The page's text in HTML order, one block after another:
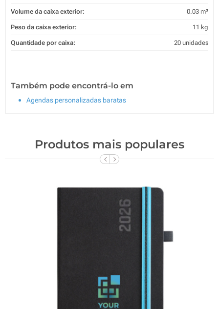
Volume da caixa exterior: 0.03 m³
Peso da caixa exterior: 11 kg
Quantidade por caixa: 20 unidades
Também pode encontrá-lo em
Agendas personalizadas baratas
Produtos mais populares